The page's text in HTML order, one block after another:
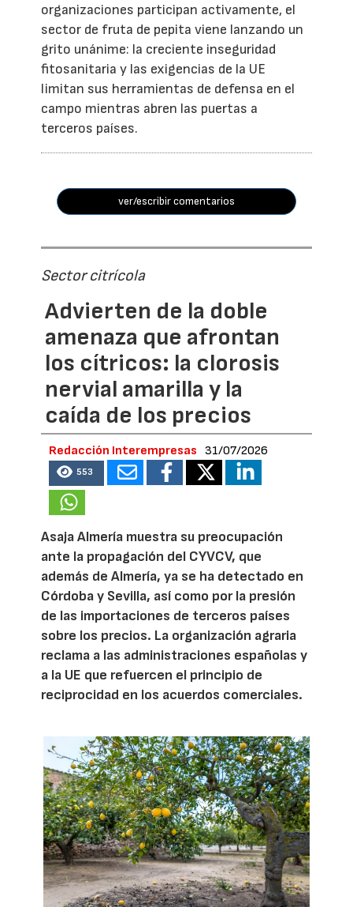
organizaciones participan activamente, el
sector de fruta de pepita viene lanzando un
grito unánime: la creciente inseguridad
fitosanitaria y las exigencias de la UE
limitan sus herramientas de defensa en el
campo mientras abren las puertas a
terceros países.
ver/escribir comentarios
Sector citrícola
Advierten de la doble
amenaza que afrontan
los cítricos: la clorosis
nervial amarilla y la
caída de los precios
Redacción Interempresas 31/07/2026
553
Asaja Almería muestra su preocupación
ante la propagación del CYVCV, que
además de Almería, ya se ha detectado en
Córdoba y Sevilla, así como por la presión
de las importaciones de terceros países
sobre los precios. La organización agraria
reclama a las administraciones españolas y
a la UE que refuercen el principio de
reciprocidad en los acuerdos comerciales.